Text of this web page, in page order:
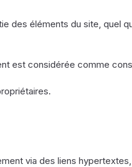
des éléments du site, quel
est considérée comme
via des liens